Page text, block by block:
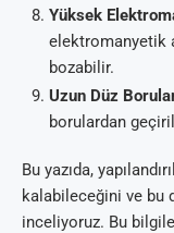
Yüksek
elektromanyetik
bozabilir.
Uzun Düz
borulardan
Bu yazıda,
kalabileceğini ve
inceliyoruz. Bu